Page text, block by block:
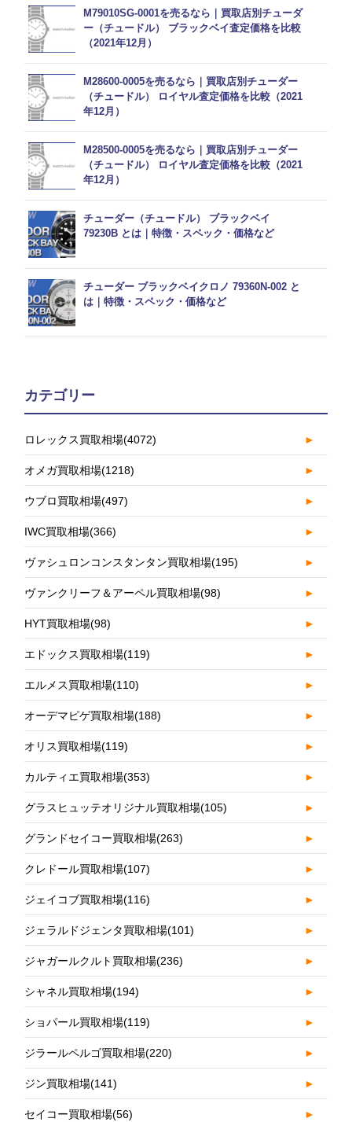
M79010SG-0001を売るなら｜買取店別チューダ
ー（チュードル） ブラックベイ査定価格を比較
（2021年12月）
M28600-0005を売るなら｜買取店別チューダー
（チュードル） ロイヤル査定価格を比較（2021
年12月）
M28500-0005を売るなら｜買取店別チューダー
（チュードル） ロイヤル査定価格を比較（2021
年12月）
チューダー（チュードル） ブラックベイ
79230B とは｜特徴・スペック・価格など
チューダー ブラックベイクロノ 79360N-002 と
は｜特徴・スペック・価格など
カテゴリー
ロレックス買取相場(4072) ►
オメガ買取相場(1218) ►
ウブロ買取相場(497) ►
IWC買取相場(366) ►
ヴァシュロンコンスタンタン買取相場(195) ►
ヴァンクリーフ＆アーペル買取相場(98) ►
HYT買取相場(98) ►
エドックス買取相場(119) ►
エルメス買取相場(110) ►
オーデマピゲ買取相場(188) ►
オリス買取相場(119) ►
カルティエ買取相場(353) ►
グラスヒュッテオリジナル買取相場(105) ►
グランドセイコー買取相場(263) ►
クレドール買取相場(107) ►
ジェイコブ買取相場(116) ►
ジェラルドジェンタ買取相場(101) ►
ジャガールクルト買取相場(236) ►
シャネル買取相場(194) ►
ショパール買取相場(119) ►
ジラールペルゴ買取相場(220) ►
ジン買取相場(141) ►
セイコー買取相場(56) ►